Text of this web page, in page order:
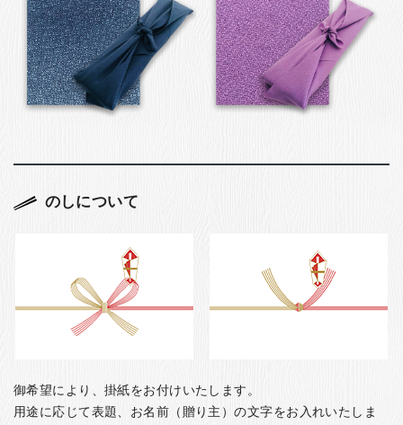
のしについて
御希望により、掛紙をお付けいたします。
用途に応じて表題、お名前（贈り主）の文字をお入れいたしま